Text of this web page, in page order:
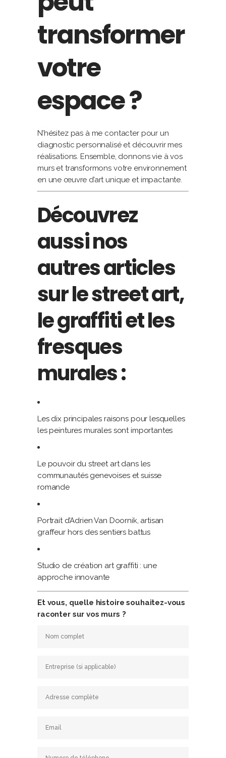
transformer
votre
espace ?
N’hésitez pas à me contacter pour un
diagnostic personnalisé et découvrir mes
réalisations. Ensemble, donnons vie à vos
murs et transformons votre environnement
en une œuvre d’art unique et impactante.
Découvrez
aussi nos
autres articles
sur le street art,
le graffiti et les
fresques
murales :
Les dix principales raisons pour lesquelles
les peintures murales sont importantes
Le pouvoir du street art dans les
communautés genevoises et suisse
romande
Portrait d’Adrien Van Doornik, artisan
graffeur hors des sentiers battus
Studio de création art graffiti : une
approche innovante
Et vous, quelle histoire souhaitez-vous
raconter sur vos murs ?